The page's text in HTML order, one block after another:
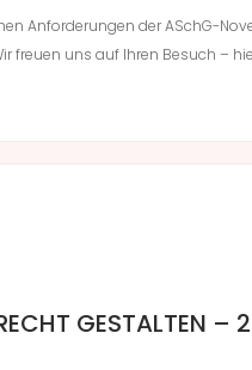
Anforderungen der ASchG-
freuen uns auf Ihren Besuch –
GESTALTEN –